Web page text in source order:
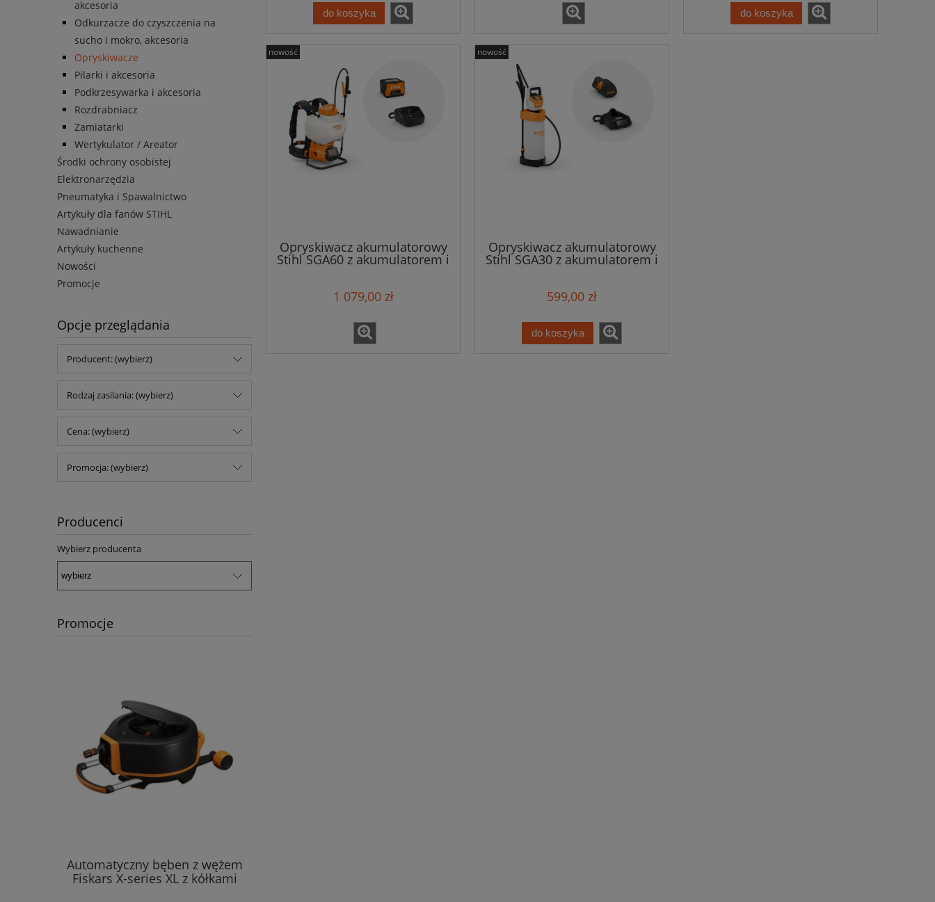
akcesoria
Odkurzacze do czyszczenia na
sucho i mokro, akcesoria
Opryskiwacze
Pilarki i akcesoria
Podkrzesywarka i akcesoria
Rozdrabniacz
Zamiatarki
Wertykulator / Areator
Środki ochrony osobistej
Elektronarzędzia
Pneumatyka i Spawalnictwo
Artykuły dla fanów STIHL
Nawadnianie
Artykuły kuchenne
Nowości
Promocje
Opcje przeglądania
Producent: (wybierz)
Rodzaj zasilania: (wybierz)
Cena: (wybierz)
Promocja: (wybierz)
Producenci
Wybierz producenta
Promocje
Automatyczny bęben z wężem
Fiskars X-series XL z kółkami
do koszyka do koszyka
Opryskiwacz akumulatorowy
Stihl SGA60 z akumulatorem i
1 079,00 zł
nowość
Opryskiwacz akumulatorowy
Stihl SGA30 z akumulatorem i
599,00 zł
do koszyka
nowość